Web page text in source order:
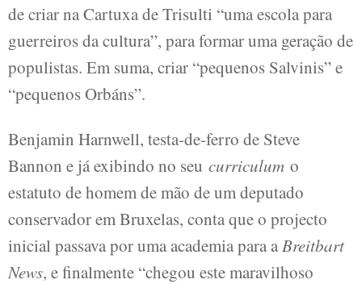
de criar na Cartuxa de Trisulti “uma escola para
guerreiros da cultura”, para formar uma geração de
populistas. Em suma, criar “pequenos Salvinis” e
“pequenos Orbáns”.
Benjamin Harnwell, testa-de-ferro de Steve
Bannon e já exibindo no seu curriculum o
estatuto de homem de mão de um deputado
conservador em Bruxelas, conta que o projecto
inicial passava por uma academia para aBreitbart
News, e finalmente “chegou este maravilhoso